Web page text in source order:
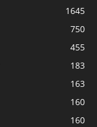
1645
750
455
183
163
160
160